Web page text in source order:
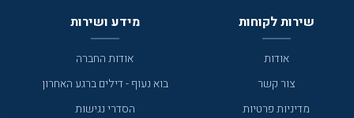
שירות לקוחות
אודות
צור קשר
מדיניות פרטיות
מידע ושירות
אודות החברה
בוא נעוף - דילים ברגע האחרון
הסדרי נגישות